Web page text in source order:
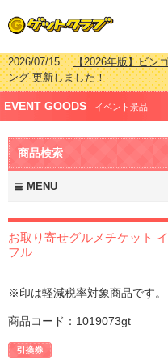
2026/07/15【2026年版】ビン
ング 更新しました！
2026/04/03【2026年版】ゴル
2999円編］もらってうれしい人
2026/02/16【2026年版】結婚
新しました！
2026/02/03
2999円編］もらってうれしい人
EVENT GOODS イベント景品
商品検索
MENU
お取り寄せグルメチケット
フル
※印は軽減税率対象商品です。
商品コード：1019073gt